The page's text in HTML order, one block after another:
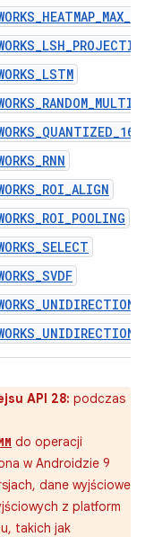
API 28: podczas
do operacji
w Androidzie 9
dane wyjściowe
z platform
takich jak